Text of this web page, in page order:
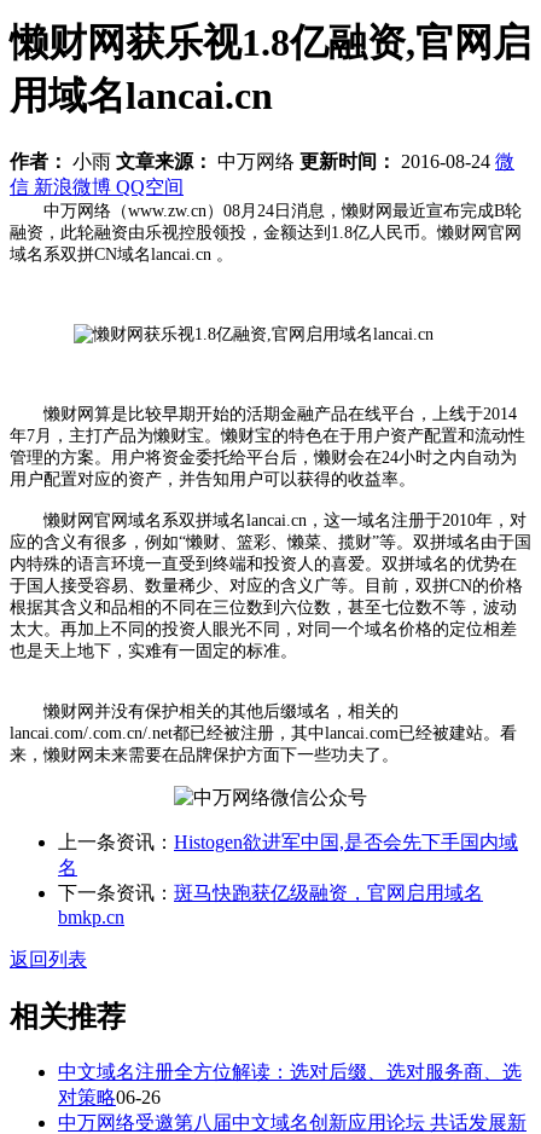
懒财网获乐视1.8亿融资,官网启
用域名lancai.cn
作者： 小雨 文章来源： 中万网络 更新时间： 2016-08-24 微
信 新浪微博 QQ空间
中万网络（www.zw.cn）08月24日消息，懒财网最近宣布完成B轮
融资，此轮融资由乐视控股领投，金额达到1.8亿人民币。懒财网官网
域名系双拼CN域名lancai.cn 。
懒财网算是比较早期开始的活期金融产品在线平台，上线于2014
年7月，主打产品为懒财宝。懒财宝的特色在于用户资产配置和流动性
管理的方案。用户将资金委托给平台后，懒财会在24小时之内自动为
用户配置对应的资产，并告知用户可以获得的收益率。
懒财网官网域名系双拼域名lancai.cn，这一域名注册于2010年，对
应的含义有很多，例如“懒财、篮彩、懒菜、揽财”等。双拼域名由于国
内特殊的语言环境一直受到终端和投资人的喜爱。双拼域名的优势在
于国人接受容易、数量稀少、对应的含义广等。目前，双拼CN的价格
根据其含义和品相的不同在三位数到六位数，甚至七位数不等，波动
太大。再加上不同的投资人眼光不同，对同一个域名价格的定位相差
也是天上地下，实难有一固定的标准。
懒财网并没有保护相关的其他后缀域名，相关的
lancai.com/.com.cn/.net都已经被注册，其中lancai.com已经被建站。看
来，懒财网未来需要在品牌保护方面下一些功夫了。
上一条资讯： Histogen欲进军中国,是否会先下手国内域
名
下一条资讯： 斑马快跑获亿级融资，官网启用域名
bmkp.cn
返回列表
相关推荐
中文域名注册全方位解读：选对后缀、选对服务商、选
对策略06-26
中万网络受邀第八届中文域名创新应用论坛 共话发展新